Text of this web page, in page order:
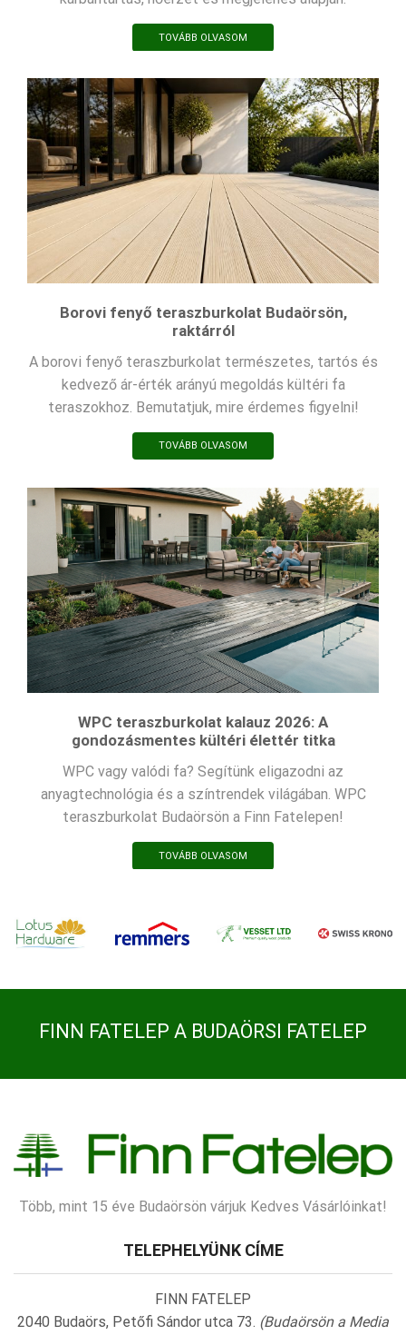
TOVÁBB OLVASOM
Borovi fenyő teraszburkolat Budaörsön,
raktárról
A borovi fenyő teraszburkolat természetes, tartós és
kedvező ár-érték arányú megoldás kültéri fa
teraszokhoz. Bemutatjuk, mire érdemes figyelni!
TOVÁBB OLVASOM
WPC teraszburkolat kalauz 2026: A
gondozásmentes kültéri élettér titka
WPC vagy valódi fa? Segítünk eligazodni az
anyagtechnológia és a színtrendek világában. WPC
teraszburkolat Budaörsön a Finn Fatelepen!
TOVÁBB OLVASOM
FINN FATELEP A BUDAÖRSI FATELEP
Több, mint 15 éve Budaörsön várjuk Kedves Vásárlóinkat!
TELEPHELYÜNK CÍME
FINN FATELEP
2040 Budaörs, Petőfi Sándor utca 73. (Budaörsön a Media